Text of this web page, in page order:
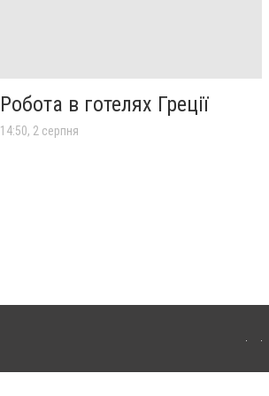
Робота в готелях Греції
14:50, 2 серпня